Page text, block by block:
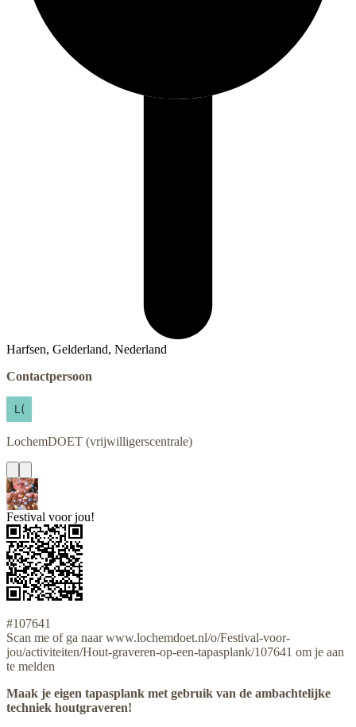
Harfsen, Gelderland, Nederland
Contactpersoon
LochemDOET (vrijwilligerscentrale)
Festival voor jou!
#107641
Scan me of ga naar www.lochemdoet.nl/o/Festival-voor-
jou/activiteiten/Hout-graveren-op-een-tapasplank/107641 om je aan
te melden
Maak je eigen tapasplank met gebruik van de ambachtelijke
techniek houtgraveren!